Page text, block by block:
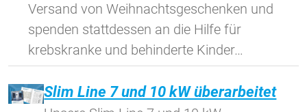
Versand von Weihnachtsgeschenken und
spenden stattdessen an die Hilfe für
krebskranke und behinderte Kinder…
Slim Line 7 und 10 kW überarbeitet
Cookie Laufzeit:
STATISTIK